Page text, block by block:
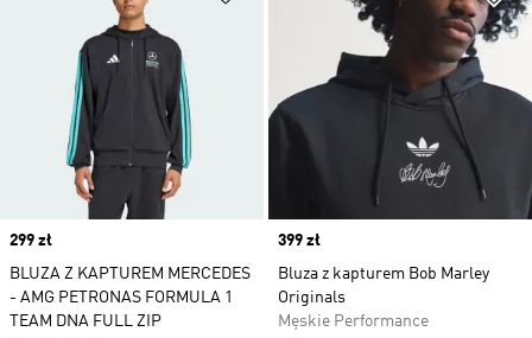
Price
299 zł
BLUZA Z KAPTUREM MERCEDES
- AMG PETRONAS FORMULA 1
TEAM DNA FULL ZIP
Price
399 zł
Bluza z kapturem Bob Marley
Originals
Męskie Performance